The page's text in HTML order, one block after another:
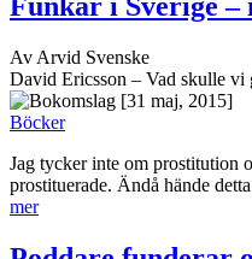
Av Arvid Svenske
David Ericsson – Vad skulle vi
[31 maj, 2015]
Böcker
Jag tycker inte om prostitution
prostituerade. Ändå hände
mer